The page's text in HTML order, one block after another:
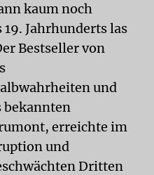
kaum noch
19. Jahrhunderts las
Bestseller von
und
bekannten
erreichte im
und
Dritten